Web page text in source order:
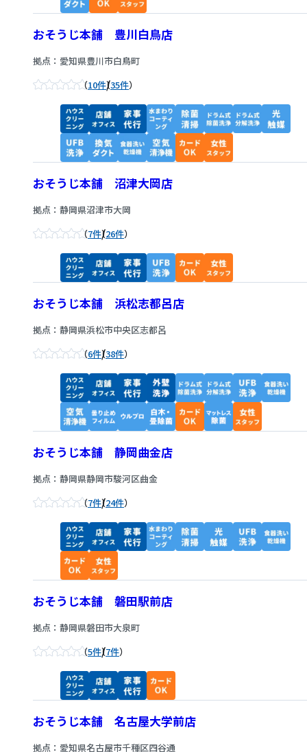
おそうじ本舗 豊川白鳥店
拠点：愛知県豊川市白鳥町
10件/35件
おそうじ本舗 沼津大岡店
拠点：静岡県沼津市大岡
7件/26件
おそうじ本舗 浜松志都呂店
拠点：静岡県浜松市中央区志都呂
6件/38件
おそうじ本舗 静岡曲金店
拠点：静岡県静岡市駿河区曲金
7件/24件
おそうじ本舗 磐田駅前店
拠点：静岡県磐田市大泉町
5件/7件
おそうじ本舗 名古屋大学前店
拠点：愛知県名古屋市千種区四谷通